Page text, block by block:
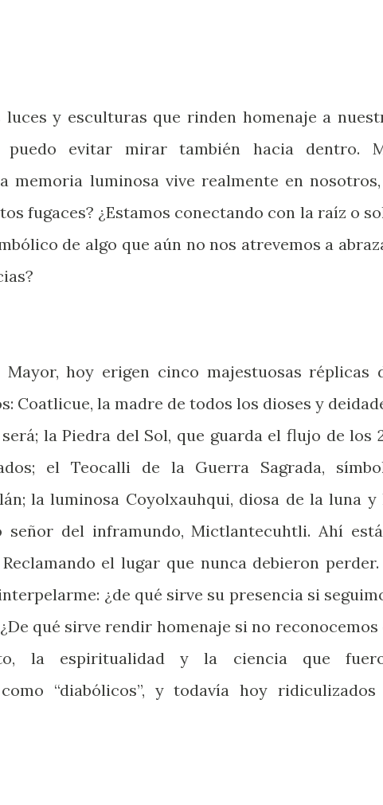
y esculturas que rinden homenaje a
puedo evitar mirar también hacia dentro.
memoria luminosa vive realmente en
fugaces? ¿Estamos conectando con la raíz o
de algo que aún no nos atrevemos a
hoy erigen cinco majestuosas réplicas
Coatlicue, la madre de todos los dioses y
la Piedra del Sol, que guarda el flujo de los
el Teocalli de la Guerra Sagrada,
la luminosa Coyolxauhqui, diosa de la luna y
del inframundo, Mictlantecuhtli. Ahí
el lugar que nunca debieron
¿de qué sirve su presencia si
qué sirve rendir homenaje si no reconocemos
la espiritualidad y la ciencia que
“diabólicos”, y todavía hoy